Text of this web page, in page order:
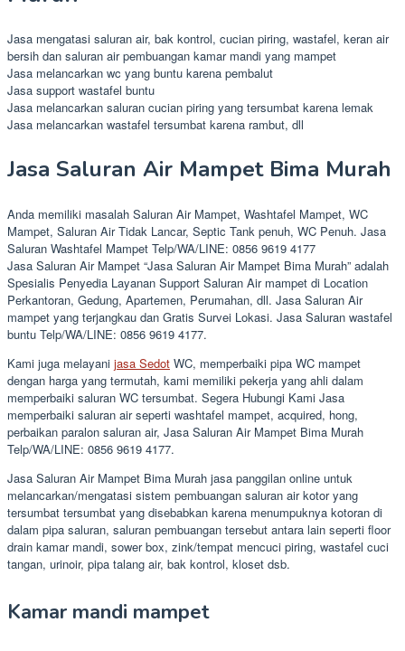
Jasa mengatasi saluran air, bak kontrol, cucian piring, wastafel, keran air
bersih dan saluran air pembuangan kamar mandi yang mampet
Jasa melancarkan wc yang buntu karena pembalut
Jasa support wastafel buntu
Jasa melancarkan saluran cucian piring yang tersumbat karena lemak
Jasa melancarkan wastafel tersumbat karena rambut, dll
Jasa Saluran Air Mampet Bima Murah
Anda memiliki masalah Saluran Air Mampet, Washtafel Mampet, WC
Mampet, Saluran Air Tidak Lancar, Septic Tank penuh, WC Penuh. Jasa
Saluran Washtafel Mampet Telp/WA/LINE: 0856 9619 4177
Jasa Saluran Air Mampet “Jasa Saluran Air Mampet Bima Murah” adalah
Spesialis Penyedia Layanan Support Saluran Air mampet di Location
Perkantoran, Gedung, Apartemen, Perumahan, dll. Jasa Saluran Air
mampet yang terjangkau dan Gratis Survei Lokasi. Jasa Saluran wastafel
buntu Telp/WA/LINE: 0856 9619 4177.
Kami juga melayani jasa Sedot WC, memperbaiki pipa WC mampet
dengan harga yang termutah, kami memiliki pekerja yang ahli dalam
memperbaiki saluran WC tersumbat. Segera Hubungi Kami Jasa
memperbaiki saluran air seperti washtafel mampet, acquired, hong,
perbaikan paralon saluran air, Jasa Saluran Air Mampet Bima Murah
Telp/WA/LINE: 0856 9619 4177.
Jasa Saluran Air Mampet Bima Murah jasa panggilan online untuk
melancarkan/mengatasi sistem pembuangan saluran air kotor yang
tersumbat tersumbat yang disebabkan karena menumpuknya kotoran di
dalam pipa saluran, saluran pembuangan tersebut antara lain seperti floor
drain kamar mandi, sower box, zink/tempat mencuci piring, wastafel cuci
tangan, urinoir, pipa talang air, bak kontrol, kloset dsb.
Kamar mandi mampet